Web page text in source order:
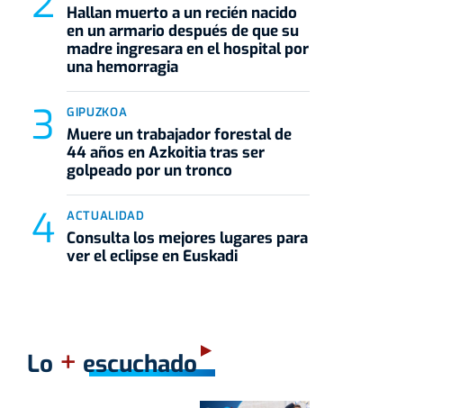
Hallan muerto a un recién nacido
en un armario después de que su
madre ingresara en el hospital por
una hemorragia
GIPUZKOA
Muere un trabajador forestal de
44 años en Azkoitia tras ser
golpeado por un tronco
ACTUALIDAD
Consulta los mejores lugares para
ver el eclipse en Euskadi
Lo + escuchado